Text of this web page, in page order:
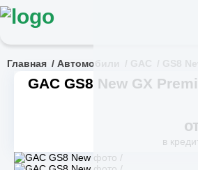
Главная Автомобили
GAC GS8 New GX
в